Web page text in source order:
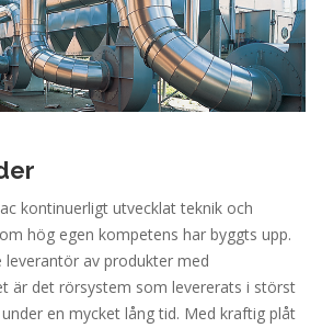
kontinuerligt utvecklat teknik och
hög egen kompetens har byggts upp.
leverantör av produkter med
är det rörsystem som levererats i störst
en mycket lång tid. Med kraftig plåt